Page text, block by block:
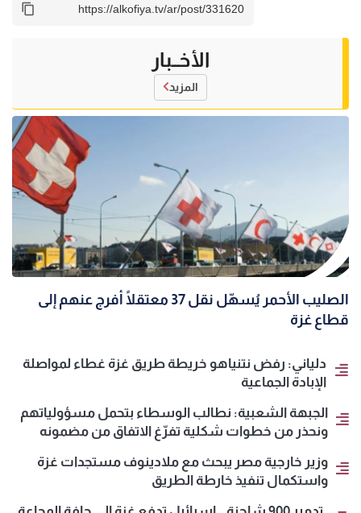
الأخــبار
المزيد
الصليب الأحمر يُسهّل نقل 37 معتقلًا أُفرج عنهم إلى
قطاع غزة
دلياني: رفض نتنياهو خريطة طريق غزة غطاء لمواصلة
الإبادة الجماعية
الجبهة الشعبية: نطالب الوسطاء بتحمل مسؤولياتهم
ونحذر من خطوات شكلية تفرّغ الاتفاق من مضمونه
وزير خارجية مصر يبحث مع ملادينوف مستجدات غزة
واستكمال تنفيذ خارطة الطريق